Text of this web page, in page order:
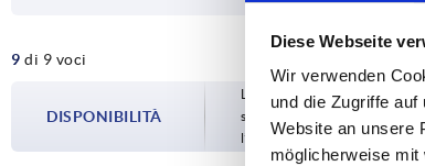
Diese Webseite
Wir verwenden
und die Zugriffe
Website an unsere
möglicherweise
M10
M16
23
27
9 di 9 voci
DISPONIBILITÀ
La disponibilità viene
spedizione confermata vi
l’ordine.